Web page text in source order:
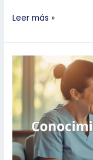
Lo
nadie
te
dijo
sobre
poner
objetos
en
la
cama
de
Leer más »